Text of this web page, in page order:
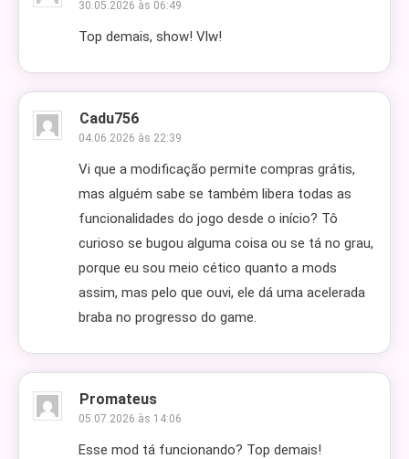
30.05.2026 às 06:49
Top demais, show! Vlw!
Cadu756
04.06.2026 às 22:39
Vi que a modificação permite compras grátis,
mas alguém sabe se também libera todas as
funcionalidades do jogo desde o início? Tô
curioso se bugou alguma coisa ou se tá no grau,
porque eu sou meio cético quanto a mods
assim, mas pelo que ouvi, ele dá uma acelerada
braba no progresso do game.
Promateus
05.07.2026 às 14:06
Esse mod tá funcionando? Top demais!